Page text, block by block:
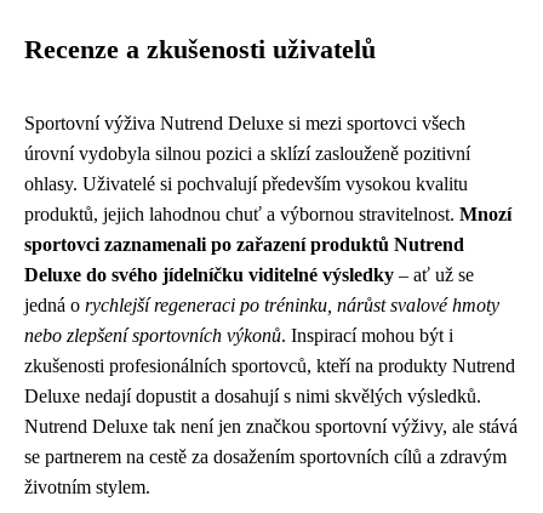
Recenze a zkušenosti uživatelů
Sportovní výživa Nutrend Deluxe si mezi sportovci všech
úrovní vydobyla silnou pozici a sklízí zaslouženě pozitivní
ohlasy. Uživatelé si pochvalují především vysokou kvalitu
produktů, jejich lahodnou chuť a výbornou stravitelnost. Mnozí
sportovci zaznamenali po zařazení produktů Nutrend
Deluxe do svého jídelníčku viditelné výsledky – ať už se
jedná o rychlejší regeneraci po tréninku, nárůst svalové hmoty
nebo zlepšení sportovních výkonů. Inspirací mohou být i
zkušenosti profesionálních sportovců, kteří na produkty Nutrend
Deluxe nedají dopustit a dosahují s nimi skvělých výsledků.
Nutrend Deluxe tak není jen značkou sportovní výživy, ale stává
se partnerem na cestě za dosažením sportovních cílů a zdravým
životním stylem.